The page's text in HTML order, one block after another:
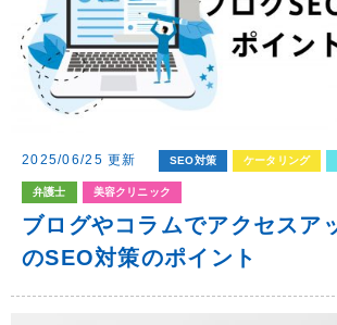
2025/06/25 更新 SEO対策 ケータリング
弁護士 美容クリニック
ブログやコラムでアクセスア
のSEO対策のポイント